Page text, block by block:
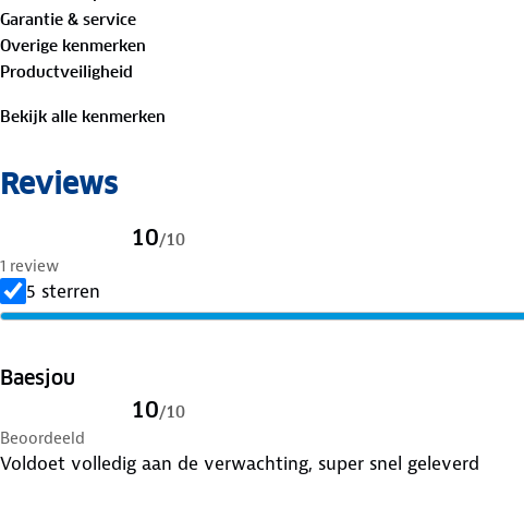
Garantie & service
Overige kenmerken
Productveiligheid
Bekijk alle kenmerken
Reviews
10/10
1 review
5 sterren
Baesjou
10/10
Beoordeeld
Voldoet volledig aan de verwachting, super snel geleverd